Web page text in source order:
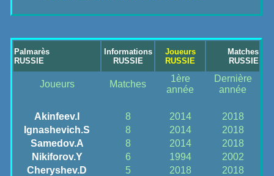
Palmarès
RUSSIE
Informations
RUSSIE
Joueurs
RUSSIE
Matches
RUSSIE
Joueurs Matches
1ère
année
Dernière
année
Akinfeev.I 8 2014
2018
Ignashevich.S
8 2014
2018
Samedov.A
8 2014
2018
Nikiforov.Y
6 1994
2002
Cheryshev.D
5 2018
2018